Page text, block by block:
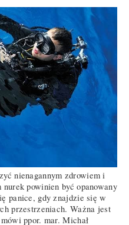
nienagannym zdrowiem i
powinien być opanowany
panice, gdy znajdzie się w
przestrzeniach. Ważna jest
ppor. mar. Michał